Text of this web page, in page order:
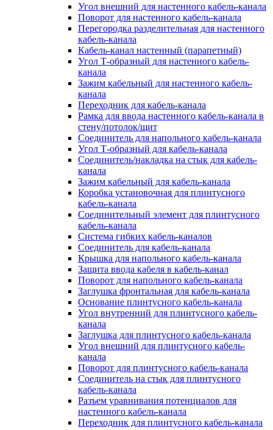
Угол внешний для настенного кабель-канала
Поворот для настенного кабель-канала
Перегородка разделительная для настенного
кабель-канала
Кабель-канал настенный (парапетный)
Угол Т-образный для настенного кабель-
канала
Зажим кабельный для настенного кабель-
канала
Переходник для кабель-канала
Рамка для ввода настенного кабель-канала в
стену/потолок/щит
Соединитель для напольного кабель-канала
Угол Т-образный для кабель-канала
Соединитель/накладка на стык для кабель-
канала
Зажим кабельный для кабель-канала
Коробка установочная для плинтусного
кабель-канала
Соединительный элемент для плинтусного
кабель-канала
Система гибких кабель-каналов
Соединитель для кабель-канала
Крышка для напольного кабель-канала
Защита ввода кабеля в кабель-канал
Поворот для напольного кабель-канала
Заглушка фронтальная для кабель-канала
Основание плинтусного кабель-канала
Угол внутренний для плинтусного кабель-
канала
Заглушка для плинтусного кабель-канала
Угол внешний для плинтусного кабель-
канала
Поворот для плинтусного кабель-канала
Соединитель на стык для плинтусного
кабель-канала
Разъем уравнивания потенциалов для
настенного кабель-канала
Переходник для плинтусного кабель-канала